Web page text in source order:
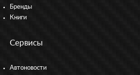
Бренды
Книги
Сервисы
Автоновости